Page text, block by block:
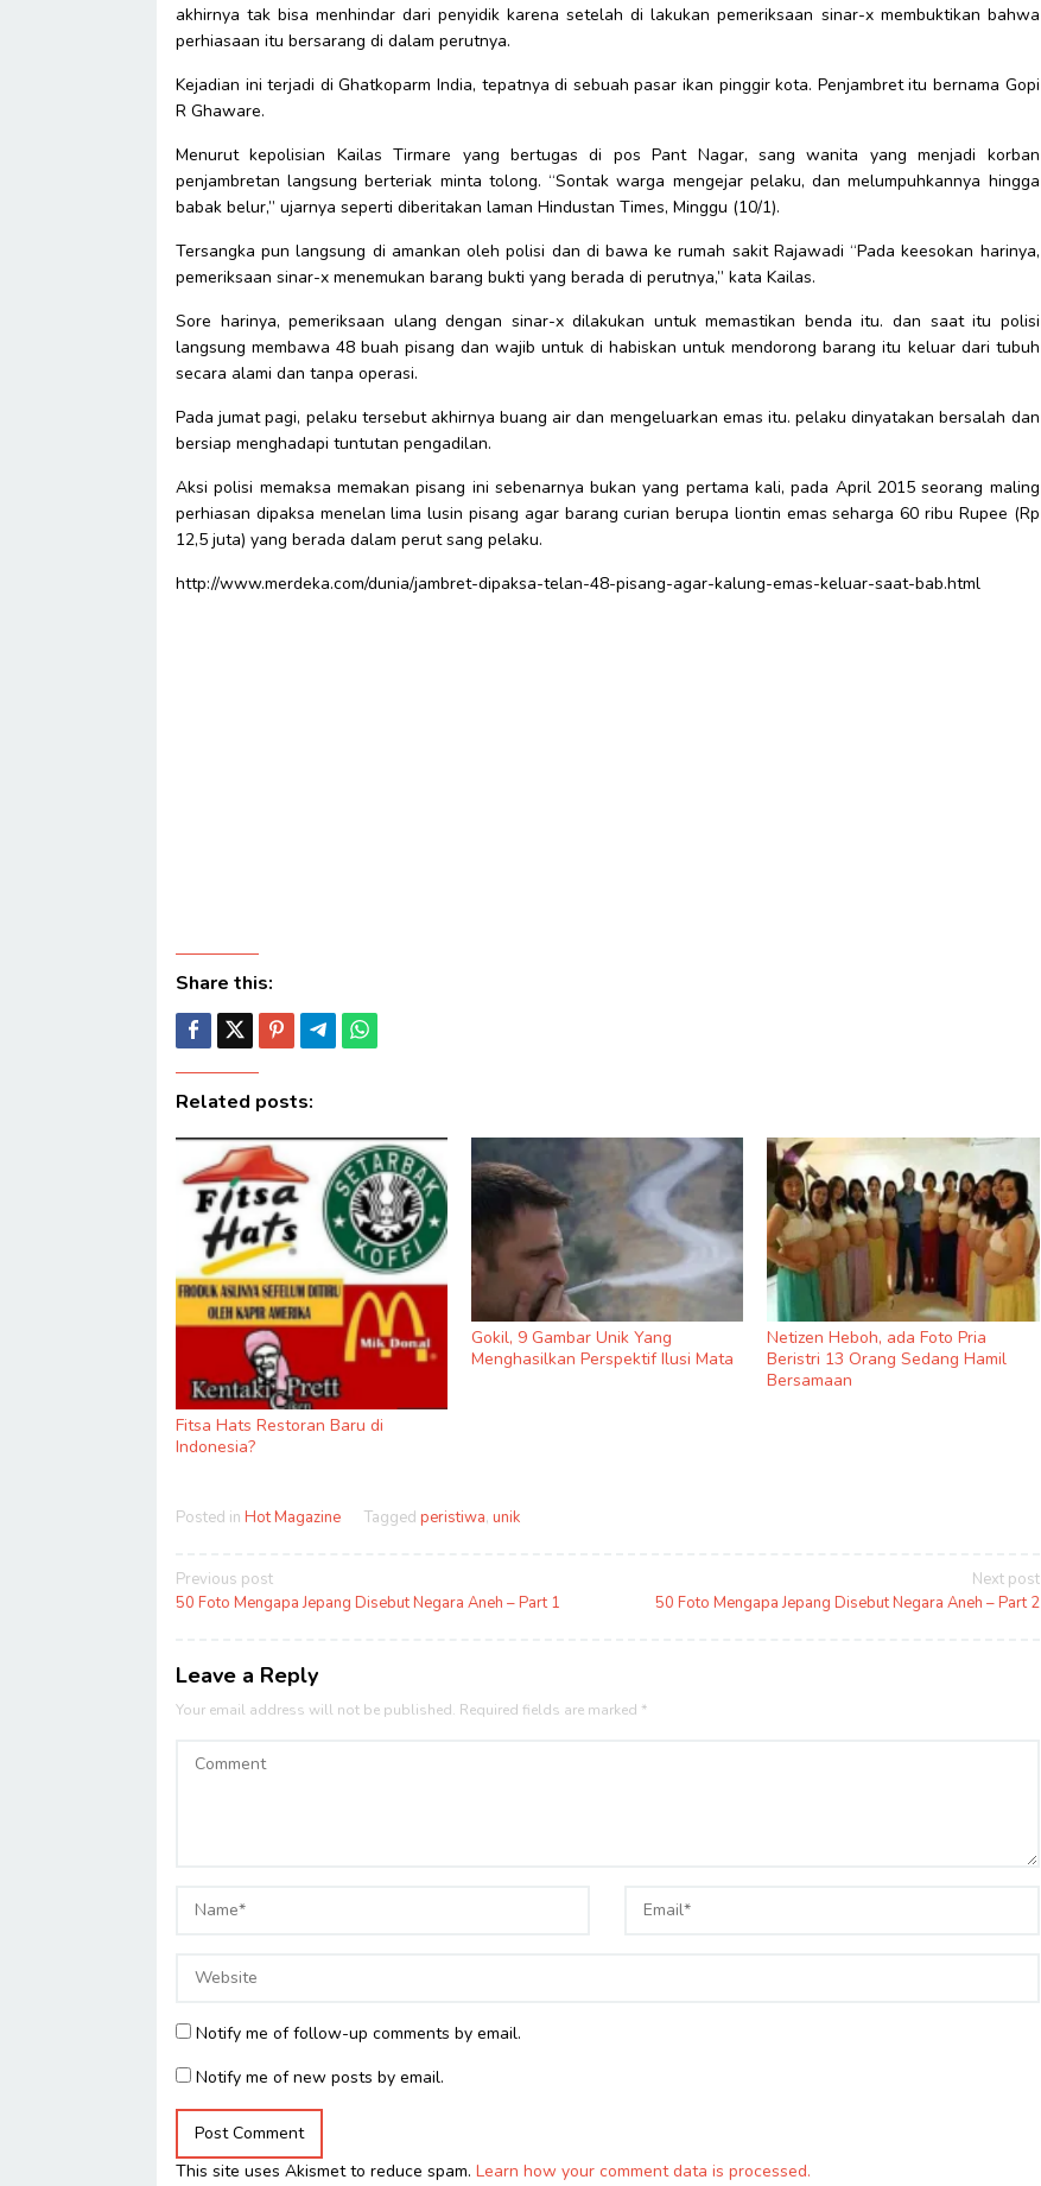
akhirnya tak bisa menhindar dari penyidik karena setelah di lakukan pemeriksaan sinar-x membuktikan bahwa
perhiasaan itu bersarang di dalam perutnya.
Kejadian ini terjadi di Ghatkoparm India, tepatnya di sebuah pasar ikan pinggir kota. Penjambret itu bernama Gopi
R Ghaware.
Menurut kepolisian Kailas Tirmare yang bertugas di pos Pant Nagar, sang wanita yang menjadi korban
penjambretan langsung berteriak minta tolong. “Sontak warga mengejar pelaku, dan melumpuhkannya hingga
babak belur,” ujarnya seperti diberitakan laman Hindustan Times, Minggu (10/1).
Tersangka pun langsung di amankan oleh polisi dan di bawa ke rumah sakit Rajawadi “Pada keesokan harinya,
pemeriksaan sinar-x menemukan barang bukti yang berada di perutnya,” kata Kailas.
Sore harinya, pemeriksaan ulang dengan sinar-x dilakukan untuk memastikan benda itu. dan saat itu polisi
langsung membawa 48 buah pisang dan wajib untuk di habiskan untuk mendorong barang itu keluar dari tubuh
secara alami dan tanpa operasi.
Pada jumat pagi, pelaku tersebut akhirnya buang air dan mengeluarkan emas itu. pelaku dinyatakan bersalah dan
bersiap menghadapi tuntutan pengadilan.
Aksi polisi memaksa memakan pisang ini sebenarnya bukan yang pertama kali, pada April 2015 seorang maling
perhiasan dipaksa menelan lima lusin pisang agar barang curian berupa liontin emas seharga 60 ribu Rupee (Rp
12,5 juta) yang berada dalam perut sang pelaku.
http://www.merdeka.com/dunia/jambret-dipaksa-telan-48-pisang-agar-kalung-emas-keluar-saat-bab.html
Share this:
Related posts:
Fitsa Hats Restoran Baru di
Indonesia?
Gokil, 9 Gambar Unik Yang
Menghasilkan Perspektif Ilusi Mata
Netizen Heboh, ada Foto Pria
Beristri 13 Orang Sedang Hamil
Bersamaan
Posted in Hot Magazine Tagged peristiwa, unik
Post
navigation
Previous post
50 Foto Mengapa Jepang Disebut Negara Aneh – Part 1
Next post
50 Foto Mengapa Jepang Disebut Negara Aneh – Part 2
Leave a Reply
Your email address will not be published. Required fields are marked *
Notify me of follow-up comments by email.
Notify me of new posts by email.
This site uses Akismet to reduce spam. Learn how your comment data is processed.